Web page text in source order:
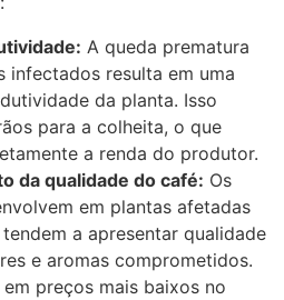
A queda prematura
infectados resulta em uma
da planta. Isso
para a colheita, o que
a renda do produtor.
da qualidade do café: Os
em plantas afetadas
a apresentar qualidade
e aromas comprometidos.
preços mais baixos no